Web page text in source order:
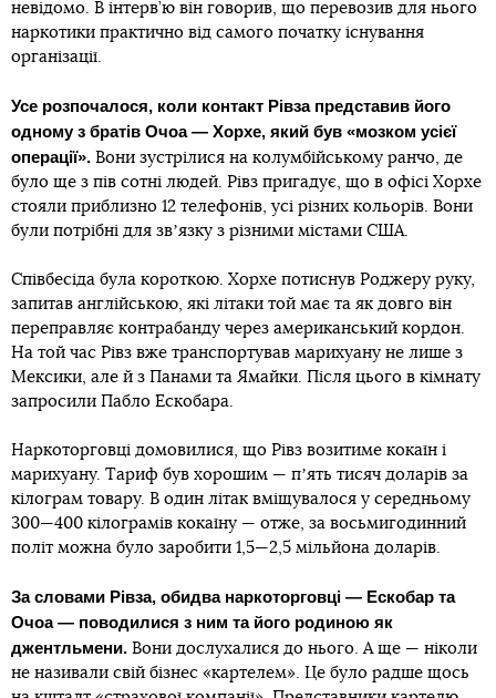
невідомо. В інтерв’ю він говорив, що перевозив для нього
наркотики практично від самого початку існування
організації.
Усе розпочалося, коли контакт Рівза представив його
одному з братів Очоа — Хорхе, який був «мозком усієї
операції». Вони зустрілися на колумбійському ранчо, де
було ще з пів сотні людей. Рівз пригадує, що в офісі Хорхе
стояли приблизно 12 телефонів, усі різних кольорів. Вони
були потрібні для звʼязку з різними містами США.
Співбесіда була короткою. Хорхе потиснув Роджеру руку,
запитав англійською, які літаки той має та як довго він
переправляє контрабанду через американський кордон.
На той час Рівз вже транспортував марихуану не лише з
Мексики, але й з Панами та Ямайки. Після цього в кімнату
запросили Пабло Ескобара.
Наркоторговці домовилися, що Рівз возитиме кокаїн і
марихуану. Тариф був хорошим — пʼять тисяч доларів за
кілограм товару. В один літак вміщувалося у середньому
300—400 кілограмів кокаїну — отже, за восьмигодинний
політ можна було заробити 1,5—2,5 мільйона доларів.
За словами Рівза, обидва наркоторговці — Ескобар та
Очоа — поводилися з ним та його родиною як
джентльмени. Вони дослухалися до нього. А ще — ніколи
не називали свій бізнес «картелем». Це було радше щось